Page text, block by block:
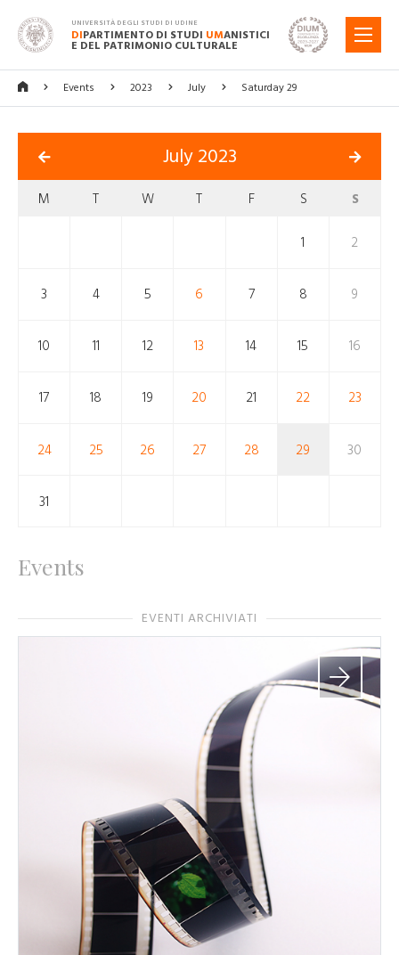
UNIVERSITÀ DEGLI STUDI DI UDINE
DIPARTIMENTO DI STUDI UMANISTICI
E DEL PATRIMONIO CULTURALE
MENU
Events 2023 July Saturday 29
July 2023
M T W T F S S
1 2
3 4 5 6 7 8 9
10 11 12 13 14 15 16
17 18 19 20 21 22 23
24 25 26 27 28 29 30
31
Events
EVENTI ARCHIVIATI